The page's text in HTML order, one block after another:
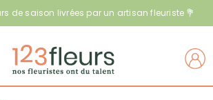
de saison livrées par un artisan fleuriste 💐